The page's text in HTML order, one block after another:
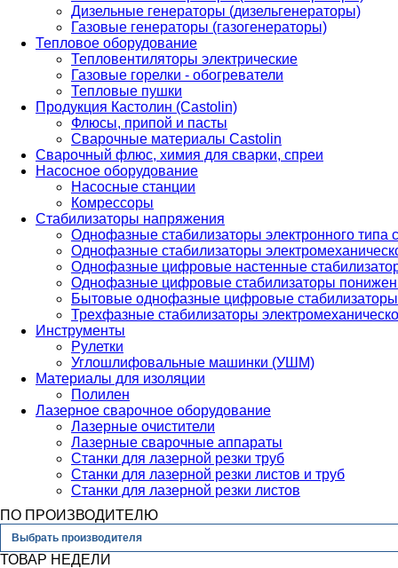
Дизельные генераторы (дизельгенераторы)
Газовые генераторы (газогенераторы)
Тепловое оборудование
Тепловентиляторы электрические
Газовые горелки - обогреватели
Тепловые пушки
Продукция Кастолин (Castolin)
Флюсы, припой и пасты
Сварочные материалы Castolin
Сварочный флюс, химия для сварки, спреи
Насосное оборудование
Насосные станции
Комрессоры
Стабилизаторы напряжения
Однофазные стабилизаторы электронного
Однофазные стабилизаторы
Однофазные цифровые настенные
Однофазные цифровые стабилизаторы
Бытовые однофазные цифровые стабилизаторы
Трехфазные стабилизаторы
Инструменты
Рулетки
Углошлифовальные машинки (УШМ)
Материалы для изоляции
Полилен
Лазерное сварочное оборудование
Лазерные очистители
Лазерные сварочные аппараты
Станки для лазерной резки труб
Станки для лазерной резки листов и труб
Станки для лазерной резки листов
ПО ПРОИЗВОДИТЕЛЮ
Выбрать производителя
ТОВАР НЕДЕЛИ